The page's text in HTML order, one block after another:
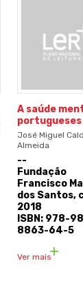
A saúde
portugueses
José Miguel
Almeida
--
Fundação
Francisco
dos Santos,
2018
ISBN: 978-
8863-64-5
Ver mais